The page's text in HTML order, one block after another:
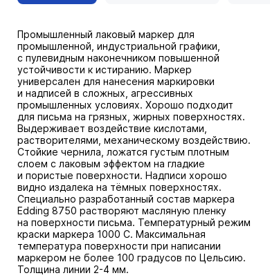
Промышленный лаковый маркер для
промышленной, индустриальной графики,
с пулевидным наконечником повышенной
устойчивости к истиранию. Маркер
универсален для нанесения маркировки
и надписей в сложных, агрессивных
промышленных условиях. Хорошо подходит
для письма на грязных, жирных поверхностях.
Выдерживает воздействие кислотами,
растворителями, механическому воздействию.
Стойкие чернила, ложатся густым плотным
слоем с лаковым эффектом на гладкие
и пористые поверхности. Надписи хорошо
видно издалека на тёмных поверхностях.
Специально разработанный состав маркера
Edding 8750 растворяют масляную пленку
на поверхности письма. Температурный режим
краски маркера 1000 C. Максимальная
температура поверхности при написании
маркером не более 100 градусов по Цельсию.
Толщина линии 2-4 мм.